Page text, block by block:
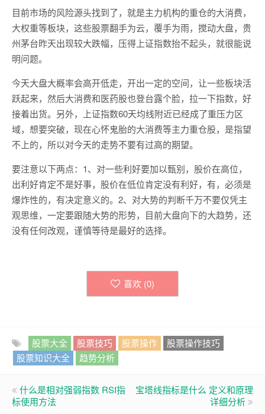
目前市场的风险源头找到了，就是主力机构的重仓的大消费，
大权重等板块，这些股票翻手为云，覆手为雨，搅动大盘，贵
州茅台昨天出现较大跌幅，压得上证指数抬不起头，就很能说
明问题。
今天大盘大概率会高开低走，开出一定的空间，让一些板块活
跃起来，然后大消费和医药股也登台露个脸，拉一下指数，好
接着出货。另外，上证指数60天均线附近已经成了重压力区
域，想要突破，现在心怀鬼胎的大消费等主力重仓股，是指望
不上的，所以对今天的走势不要有过高的期望。
要注意以下两点：1、对一些利好要加以甄别，股价在高位，
出利好肯定不是好事，股价在低位肯定没有利好，有，必须是
爆炸性的，有决定意义的。2、对大势的判断千万不要仅凭主
观思维，一定要跟随大势的形势，目前大盘向下的大趋势，还
没有任何改观，谨慎等待是最好的选择。
喜欢 (0)
股票大全 股票技巧 股票操作
股票操作技巧
股票知识大全
趋势分析
什么是相对强弱指数 RSI指
标使用方法
宝塔线指标是什么 定义和原理
详细分析